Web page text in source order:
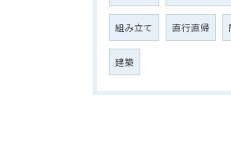
組み立て 直行直帰
建築